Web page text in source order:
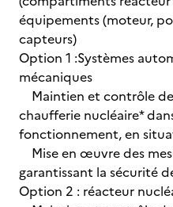
équipements (moteur,
capteurs)
Option 1 :Systèmes
mécaniques
Maintien et contrôle
chaufferie nucléaire*
fonctionnement, en
Mise en œuvre des
garantissant la sécurité
Option 2 : réacteur